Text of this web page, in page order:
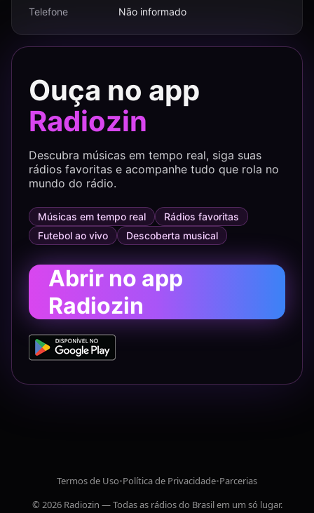
Telefone
Não informado
Ouça no app
Radiozin
Descubra músicas em tempo real, siga suas
rádios favoritas e acompanhe tudo que rola no
mundo do rádio.
Músicas em tempo real
Rádios favoritas
Futebol ao vivo
Descoberta musical
Abrir no app
Radiozin
Termos de Uso•Política de Privacidade•Parcerias
© 2026 Radiozin — Todas as rádios do Brasil em um só lugar.